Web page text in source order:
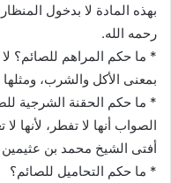
بهذه المادة لا بدخول
رحمه الله.
* ما حكم المراهم للصائم؟ لا
بمعنى الأكل والشرب، ومثلها
* ما حكم الحقنة الشرجية
الصواب أنها لا تفطر، لأنها
أفتى الشيخ محمد بن عثيمين
* ما حكم التحاميل للصائم؟